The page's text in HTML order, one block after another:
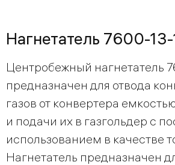
Нагнетатель 7600-13-
Центробежный нагнетатель
предназначен для отвода
газов от конвертера
и подачи их в газгольдер с
использованием в качестве
Нагнетатель предназначен